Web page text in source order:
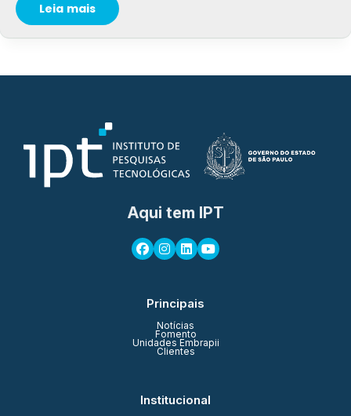
Leia mais
Aqui tem IPT
Principais
Notícias
Fomento
Unidades Embrapii
Clientes
Institucional